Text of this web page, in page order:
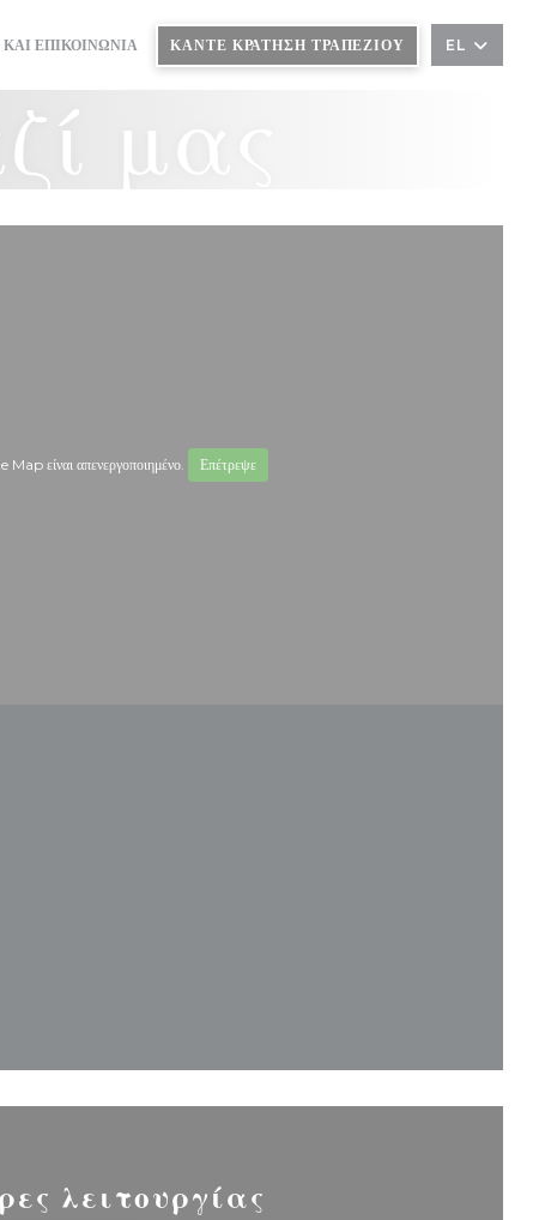
ΕΠΙΚΟΙΝΩΝΊΑ ΚΆΝΤΕ ΚΡΆΤΗΣΗ ΤΡΑΠΕΖΙΟΎ EL
μας
Map είναι απενεργοποιημένο. Επέτρεψε
λειτουργίας